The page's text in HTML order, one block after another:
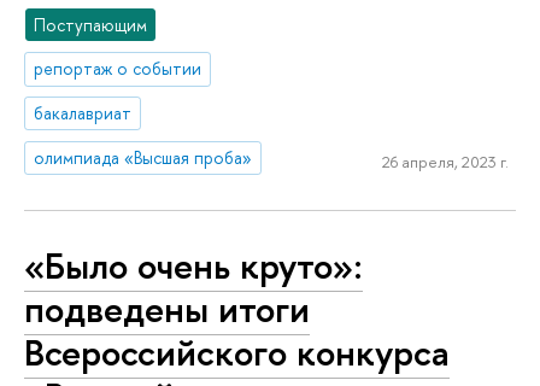
Поступающим
репортаж о событии
бакалавриат
олимпиада «Высшая проба»
26 апреля, 2023 г.
«Было очень круто»:
подведены итоги
Всероссийского конкурса